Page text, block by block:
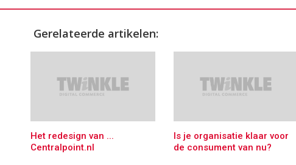
Gerelateerde artikelen:
Het redesign van ...
Centralpoint.nl
Is je organisatie klaar voor
de consument van nu?